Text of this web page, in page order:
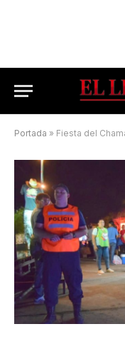
Portada » Fiesta del